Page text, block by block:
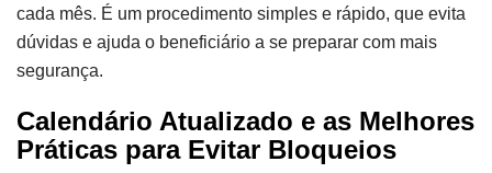
cada mês. É um procedimento simples e rápido, que evita
dúvidas e ajuda o beneficiário a se preparar com mais
segurança.
Calendário Atualizado e as Melhores
Práticas para Evitar Bloqueios